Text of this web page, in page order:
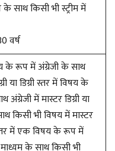
साथ किसी भी स्ट्रीम में
वर्ष
के रूप में अंग्रेजी के साथ
या डिग्री स्तर में विषय के
में मास्टर डिग्री या
किसी भी विषय में मास्टर
स्तर में एक विषय के रूप में
माध्यम के साथ किसी भी